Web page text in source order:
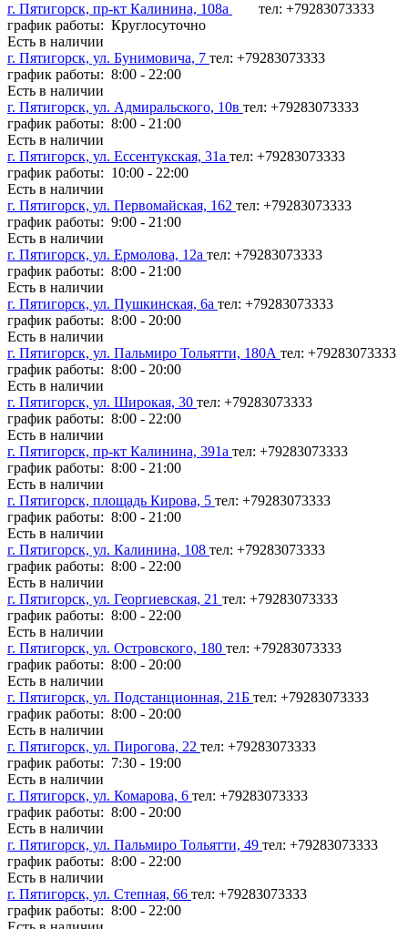
г. Пятигорск, пр-кт Калинина, 108а
тел: +79283073333
график работы: Круглосуточно
Есть в наличии
г. Пятигорск, ул. Бунимовича, 7 тел: +79283073333
график работы: 8:00 - 22:00
Есть в наличии
г. Пятигорск, ул. Адмиральского, 10в тел: +79283073333
график работы: 8:00 - 21:00
Есть в наличии
г. Пятигорск, ул. Ессентукская, 31а тел: +79283073333
график работы: 10:00 - 22:00
Есть в наличии
г. Пятигорск, ул. Первомайская, 162 тел: +79283073333
график работы: 9:00 - 21:00
Есть в наличии
г. Пятигорск, ул. Ермолова, 12а тел: +79283073333
график работы: 8:00 - 21:00
Есть в наличии
г. Пятигорск, ул. Пушкинская, 6а тел: +79283073333
график работы: 8:00 - 20:00
Есть в наличии
г. Пятигорск, ул. Пальмиро Тольятти, 180А тел: +79283073333
график работы: 8:00 - 20:00
Есть в наличии
г. Пятигорск, ул. Широкая, 30 тел: +79283073333
график работы: 8:00 - 22:00
Есть в наличии
г. Пятигорск, пр-кт Калинина, 391а тел: +79283073333
график работы: 8:00 - 21:00
Есть в наличии
г. Пятигорск, площадь Кирова, 5 тел: +79283073333
график работы: 8:00 - 21:00
Есть в наличии
г. Пятигорск, ул. Калинина, 108 тел: +79283073333
график работы: 8:00 - 22:00
Есть в наличии
г. Пятигорск, ул. Георгиевская, 21 тел: +79283073333
график работы: 8:00 - 22:00
Есть в наличии
г. Пятигорск, ул. Островского, 180 тел: +79283073333
график работы: 8:00 - 20:00
Есть в наличии
г. Пятигорск, ул. Подстанционная, 21Б тел: +79283073333
график работы: 8:00 - 20:00
Есть в наличии
г. Пятигорск, ул. Пирогова, 22 тел: +79283073333
график работы: 7:30 - 19:00
Есть в наличии
г. Пятигорск, ул. Комарова, 6 тел: +79283073333
график работы: 8:00 - 20:00
Есть в наличии
г. Пятигорск, ул. Пальмиро Тольятти, 49 тел: +79283073333
график работы: 8:00 - 22:00
Есть в наличии
г. Пятигорск, ул. Степная, 66 тел: +79283073333
график работы: 8:00 - 22:00